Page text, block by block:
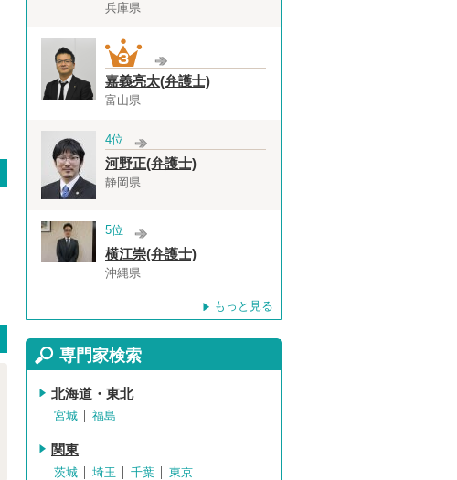
兵庫県
嘉義亮太(弁護士)
富山県
4位
河野正(弁護士)
静岡県
5位
横江崇(弁護士)
沖縄県
もっと見る
専門家検索
北海道・東北
宮城 福島
関東
茨城 埼玉 千葉 東京